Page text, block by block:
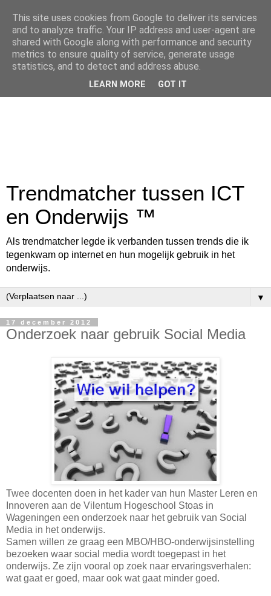
Trendmatcher tussen ICT
en Onderwijs ™
Als trendmatcher legde ik verbanden tussen trends die ik
tegenkwam op internet en hun mogelijk gebruik in het
onderwijs.
▼
17 december 2012
Onderzoek naar gebruik Social Media
Twee docenten doen in het kader van hun Master Leren en
Innoveren aan de Vilentum Hogeschool Stoas in
Wageningen een onderzoek naar het gebruik van Social
Media in het onderwijs.
Samen willen ze graag een MBO/HBO-onderwijsinstelling
bezoeken waar social media wordt toegepast in het
onderwijs. Ze zijn vooral op zoek naar ervaringsverhalen:
wat gaat er goed, maar ook wat gaat minder goed.
This site uses cookies from Google to deliver its services
and to analyze traffic. Your IP address and user-agent are
shared with Google along with performance and security
metrics to ensure quality of service, generate usage
statistics, and to detect and address abuse.
LEARN MORE GOT IT